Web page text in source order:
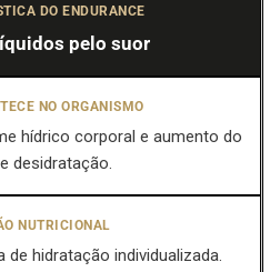
pelo suor
hídrico corporal e aumento do
desidratação.
de hidratação individualizada.